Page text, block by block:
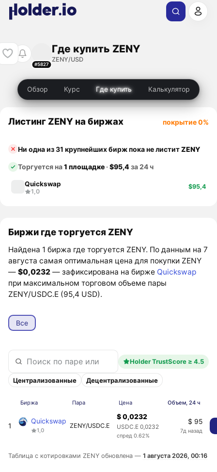
#5827
Где купить ZENY
ZENY/USD
Обзор Курс Где купить Калькулятор
Листинг ZENY на биржах покрытие 0%
Ни одна из 31 крупнейших бирж пока не листитZENY
Торгуется на1 площадке ·$95,4за 24 ч
Quickswap
1,0
$95,4
Биржи где торгуется ZENY
Найдена 1 биржа где торгуется ZENY. По данным на 7
августа самая оптимальная цена для покупки ZENY
—$0,0232 — зафиксирована на бирже Quickswap
при максимальном торговом объеме пары
ZENY/USDC.E (95,4 USD).
Все
Holder TrustScore ≥ 4.5
Централизованные Децентрализованные
Биржа Пара Цена Объем, 24 ч
1
Quickswap
1,0
ZENY/USDC.E
$ 0,0232
USDC.E 0,0232
спред 0.62%
$ 95
7д назад
Таблица с котировками ZENY обновлена —1 августа 2026, 00:16